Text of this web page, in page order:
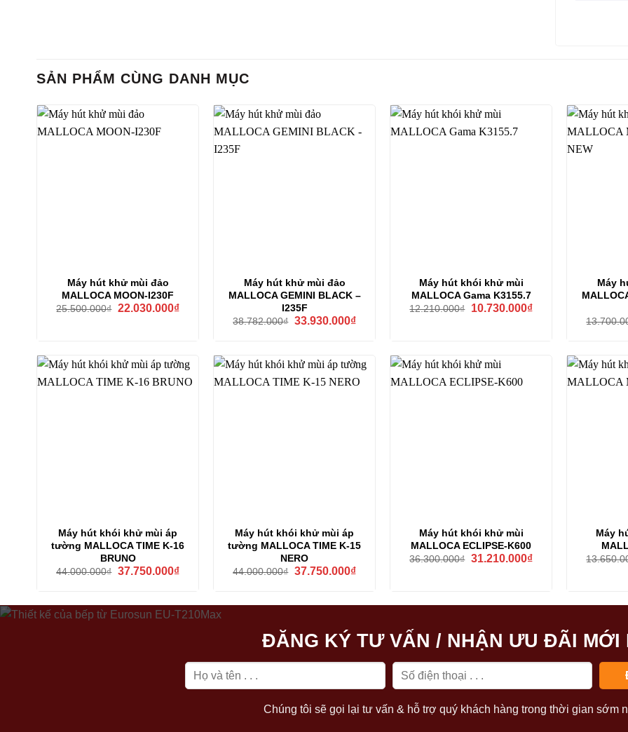
SẢN PHẨM CÙNG DANH MỤC
Máy hút khử mùi đảo
MALLOCA MOON-I230F
25.500.000₫ Giá
22.030.000₫Giá
Máy hút khử mùi đảo
MALLOCA GEMINI BLACK –
I235F
38.782.000₫ Giá
33.930.000₫Giá
33.930.000₫.
Máy hút khói khử mùi
MALLOCA Gama K3155.7
12.210.000₫
Giá
10.730.000₫Giá
Máy
Máy hút khói khử mùi áp
tường MALLOCA TIME K-16
BRUNO
44.000.000₫ Giá
37.750.000₫Giá
37.750.000₫.
Máy hút khói khử mùi áp
tường MALLOCA TIME K-15
NERO
44.000.000₫ Giá
37.750.000₫Giá
Máy hút khói khử mùi
MALLOCA ECLIPSE-K600
36.300.000₫ Giá
31.210.000₫Giá
Máy
ĐĂNG KÝ TƯ VẤN / NHẬN ƯU ĐÃI MỚI
Chúng tôi sẽ gọi lại tư vấn & hỗ trợ quý khách hàng trong thời gian sớm